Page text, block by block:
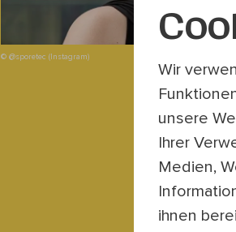
© @sporetec (Instagram)
Wir
unsere
Ihrer
Medien,
ihnen